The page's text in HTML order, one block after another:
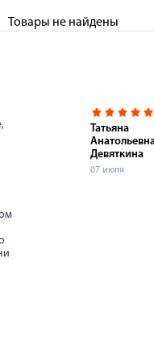
Товары не найдены
Татьяна
Девяткина
07 июля